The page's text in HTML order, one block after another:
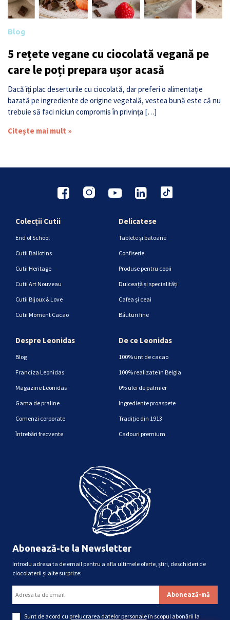
Blog
5 rețete vegane cu ciocolată vegană pe
care le poți prepara ușor acasă
Dacă îți plac deserturile cu ciocolată, dar preferi o alimentație
bazată pe ingrediente de origine vegetală, vestea bună este că nu
trebuie să faci niciun compromis în privința […]
Citește mai mult »
Colecții Cutii
End of School
Cutii Ballotins
Cutii Heritage
Cutii Art Nouveau
Cutii Bijoux & Love
Cutii Moment Cacao
Delicatese
Tablete și batoane
Confiserie
Produse pentru copii
Dulceață și specialități
Cafea și ceai
Băuturi fine
Despre Leonidas
Blog
Franciza Leonidas
Magazine Leonidas
Gama de praline
Comenzi corporate
Întrebări frecvente
De ce Leonidas
100% unt de cacao
100% realizate în Belgia
0% ulei de palmier
Ingrediente proaspete
Tradiție din 1913
Cadouri premium
Abonează-te la Newsletter
Introdu adresa ta de email pentru a afla ultimele oferte, știri, deschideri de
ciocolaterii și alte surprize:
Sunt de acord cu prelucrarea datelor personaleîn scopul abonării la